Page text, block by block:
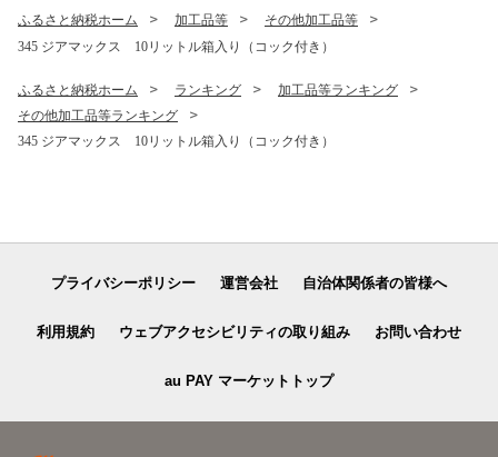
ふるさと納税ホーム 加工品等
その他加工品等
345 ジアマックス 10リットル箱入り（コック付き）
ふるさと納税ホーム ランキング
加工品等ランキング
その他加工品等ランキング
345 ジアマックス 10リットル箱入り（コック付き）
プライバシーポリシー 運営会社 自治体関係者の皆様へ
利用規約 ウェブアクセシビリティの取り組み お問い合わせ
au PAY マーケットトップ